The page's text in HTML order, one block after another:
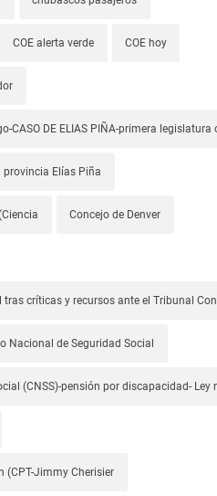
COE alerta verde COE hoy
CASO DE ELIAS PIÑA-primera legislatura
Elías Piña
Concejo de Denver
tras críticas y recursos ante el Tribunal
Nacional de Seguridad Social
(CNSS)-pensión por discapacidad- Ley
(CPT-Jimmy Cherisier